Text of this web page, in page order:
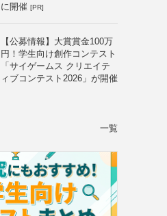
に開催 [PR]
【公募情報】大賞賞金100万
円！学生向け創作コンテスト
「サイゲームス クリエイテ
ィブコンテスト2026」が開催
一覧